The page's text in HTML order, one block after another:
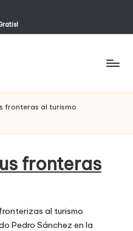
fronteras al turismo
fronteras
al turismo
Pedro Sánchez en la